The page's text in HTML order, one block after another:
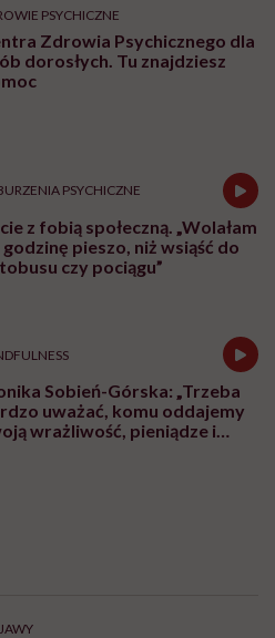
PSYCHICZNE
Zdrowia Psychicznego dla
dorosłych. Tu znajdziesz
PSYCHICZNE
z fobią społeczną. „Wolałam
godzinę pieszo, niż wsiąść do
czy pociągu”
Sobień-Górska: „Trzeba
uważać, komu oddajemy
wrażliwość, pieniądze i